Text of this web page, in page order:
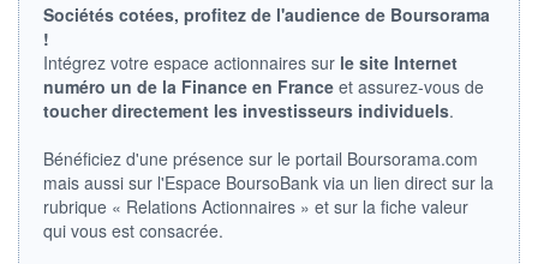
+ HAUT + BAS
VOLUME
15 0,00%
VALORISATION DERNIER ÉCHANGE
LIMITE À LA
BAISSE
0,0000
LIMITE À LA
HAUSSE
0,0000
Sociétés cotées, profitez de l'audience de Boursorama
!
Intégrez votre espace actionnaires sur le site Internet
numéro un de la Finance en France et assurez-vous de
toucher directement les investisseurs individuels.
Bénéficiez d'une présence sur le portail Boursorama.com
mais aussi sur l'Espace BoursoBank via un lien direct sur la
rubrique « Relations Actionnaires » et sur la fiche valeur
qui vous est consacrée.